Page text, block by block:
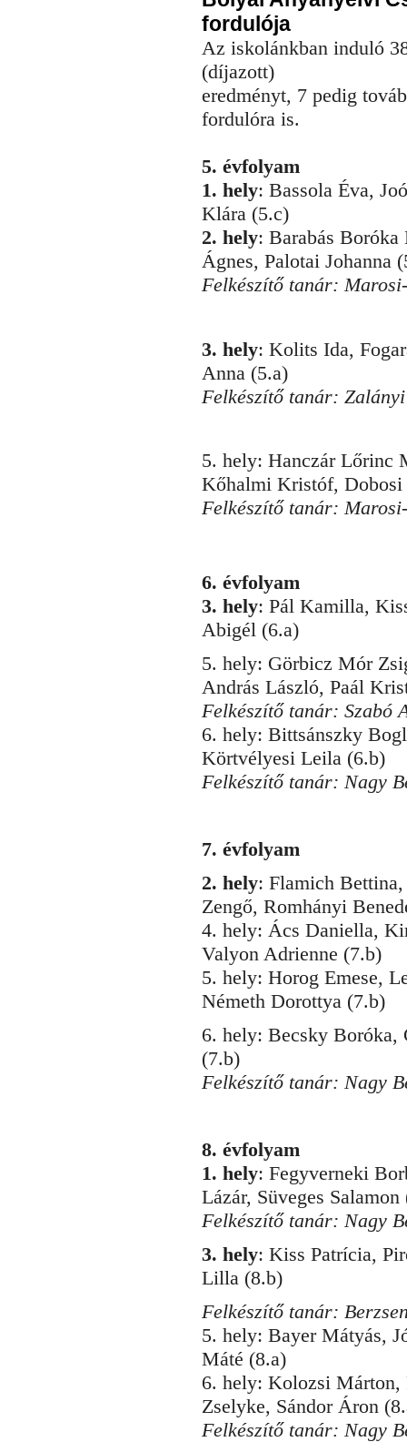
fordulója
Az iskolánkban induló
(díjazott)
eredményt, 7 pedig
fordulóra is.
5. évfolyam
1. hely: Bassola Éva,
Klára (5.c)
2. hely: Barabás
Ágnes, Palotai Johanna
Felkészítő tanár:
3. hely: Kolits Ida,
Anna (5.a)
Felkészítő tanár:
5. hely: Hanczár Lőrinc
Kőhalmi Kristóf, Dobosi
Felkészítő tanár:
6. évfolyam
3. hely: Pál Kamilla,
Abigél (6.a)
5. hely: Görbicz Mór
András László, Paál
Felkészítő tanár: Szabó
6. hely: Bittsánszky
Körtvélyesi Leila (6.b)
Felkészítő tanár: Nagy
7. évfolyam
2. hely: Flamich
Zengő, Romhányi
4. hely: Ács Daniella,
Valyon Adrienne (7.b)
5. hely: Horog Emese,
Németh Dorottya (7.b)
6. hely: Becsky Boróka,
(7.b)
Felkészítő tanár: Nagy
8. évfolyam
1. hely: Fegyverneki
Lázár, Süveges Salamon
Felkészítő tanár: Nagy
3. hely: Kiss Patrícia,
Lilla (8.b)
Felkészítő tanár:
5. hely: Bayer Mátyás,
Máté (8.a)
6. hely: Kolozsi Márton,
Zselyke, Sándor Áron
Felkészítő tanár: Nagy